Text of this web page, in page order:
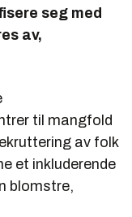
seg med
av,
til mangfold
av folk
et inkluderende
blomstre,